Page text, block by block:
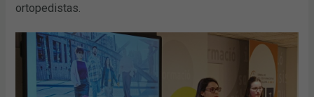
ortopedistas.